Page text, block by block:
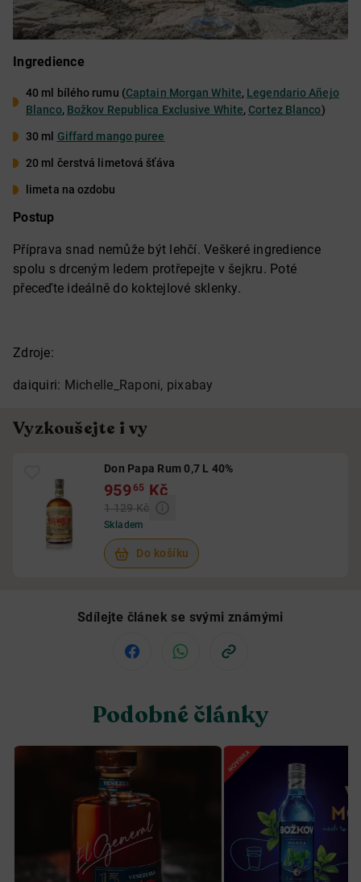
Ingredience
40 ml bílého rumu (Captain Morgan White, Legendario Añejo
Blanco, Božkov Republica Exclusive White, Cortez Blanco)
30 ml Giffard mango puree
20 ml čerstvá limetová šťáva
limeta na ozdobu
Postup
Příprava snad nemůže být lehčí. Veškeré ingredience
spolu s drceným ledem protřepejte v šejkru. Poté
přeceďte ideálně do koktejlové sklenky.
Zdroje:
daiquiri: Michelle_Raponi, pixabay
Vyzkoušejte i vy
Don Papa Rum 0,7 L 40%
95965 Kč
1 129 Kč
Skladem
Do košíku
Sdílejte článek se svými známými
Podobné články